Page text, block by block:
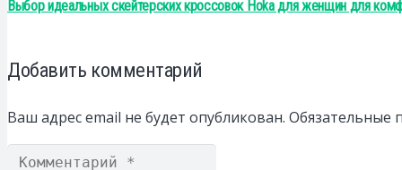
Выбор идеальных скейтерских кроссовок Hoka для женщин для
Добавить комментарий
Ваш адрес email не будет опубликован. Обязательные